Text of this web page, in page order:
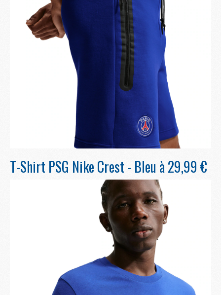
T-Shirt PSG Nike Crest - Bleu à 29,99 €